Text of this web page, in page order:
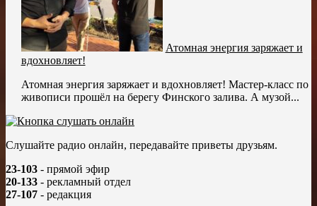
Атомная энергия заряжает и
вдохновляет!
Атомная энергия заряжает и вдохновляет! Мастер-класс по
живописи прошёл на берегу Финского залива. А музой...
Слушайте радио онлайн, передавайте приветы друзьям.
23-103 - прямой эфир
20-133 - рекламный отдел
27-107 - редакция